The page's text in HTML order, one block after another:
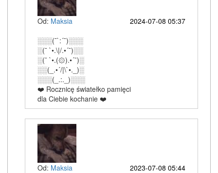
Od: Maksia
2024-07-08 05:37
░░░(¯`:´¯)░░░
░(¯ `•.\|/.•´¯)░░
░(¯ `•.(۞).•´¯)░
░░(_.•´/|\`•._)░
░░░(_.:._)░░░
❤️ Rocznicę światełko pamięci
dla Ciebie kochanie ❤️
Od: Maksia
2023-07-08 05:44